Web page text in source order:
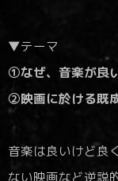
▼テーマ
①なぜ、音楽が良
②映画に於ける既
音楽は良いけど良